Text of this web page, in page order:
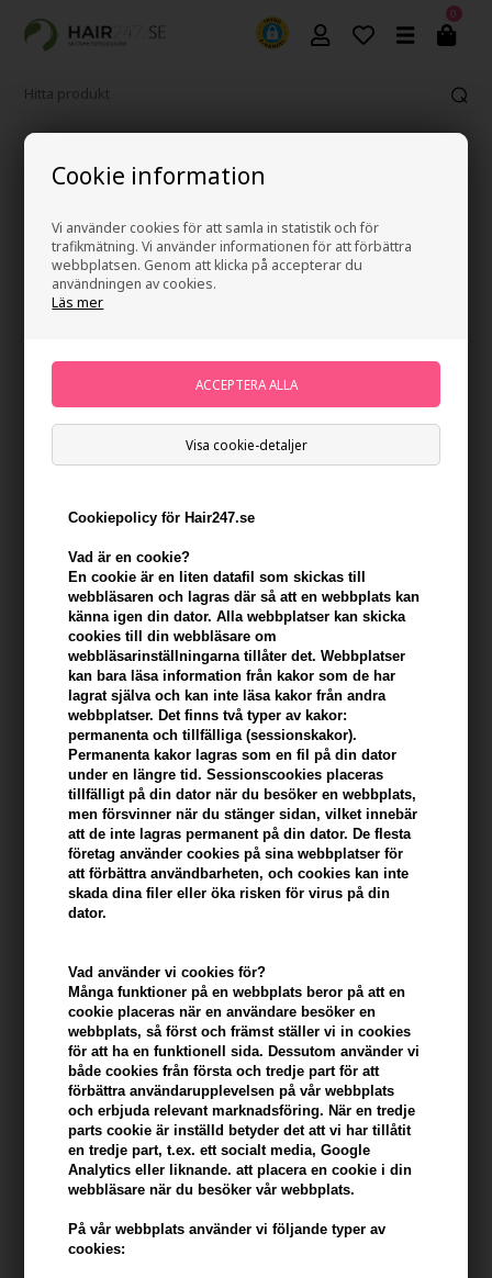
Cookie information
Vi använder cookies för att samla in statistik och för
trafikmätning. Vi använder informationen för att förbättra
webbplatsen. Genom att klicka på accepterar du
användningen av cookies.
Läs mer
Visa cookie-detaljer
Cookiepolicy för Hair247.se
Vad är en cookie?
En cookie är en liten datafil som skickas till
webbläsaren och lagras där så att en webbplats kan
känna igen din dator. Alla webbplatser kan skicka
cookies till din webbläsare om
webbläsarinställningarna tillåter det. Webbplatser
kan bara läsa information från kakor som de har
lagrat själva och kan inte läsa kakor från andra
webbplatser. Det finns två typer av kakor:
permanenta och tillfälliga (sessionskakor).
Permanenta kakor lagras som en fil på din dator
under en längre tid. Sessionscookies placeras
tillfälligt på din dator när du besöker en webbplats,
men försvinner när du stänger sidan, vilket innebär
att de inte lagras permanent på din dator. De flesta
företag använder cookies på sina webbplatser för
att förbättra användbarheten, och cookies kan inte
skada dina filer eller öka risken för virus på din
dator.
Vad använder vi cookies för?
Många funktioner på en webbplats beror på att en
cookie placeras när en användare besöker en
webbplats, så först och främst ställer vi in ​​cookies
för att ha en funktionell sida. Dessutom använder vi
både cookies från första och tredje part för att
förbättra användarupplevelsen på vår webbplats
och erbjuda relevant marknadsföring. När en tredje
parts cookie är inställd betyder det att vi har tillåtit
en tredje part, t.ex. ett socialt media, Google
Analytics eller liknande. att placera en cookie i din
webbläsare när du besöker vår webbplats.
På vår webbplats använder vi följande typer av
cookies:
0
OSIS+ Refresh Dust Dry Shampoo 300ml
Varumärken»Osis+ Brand:
110,00SEK
Enhetspris ved 3 stk. 104,00 SEK Spara 5%
I lager- Leveranstid: 2-3 arbetsdagar
Du tjänar 5 Bonuskronor på köp av denna artikel -Visa mitt
konto
KÖP FÖR YTTERLIGARE 499,00 SEK OCH FÅ FRI FRAKT
Beskrivning Recensioner Tillverkare
OSIS+ Refresh Dust Bodyfying Dry Shampoo är ett torrschampo
som används för att fräscha upp håret mellan hårtvättar.